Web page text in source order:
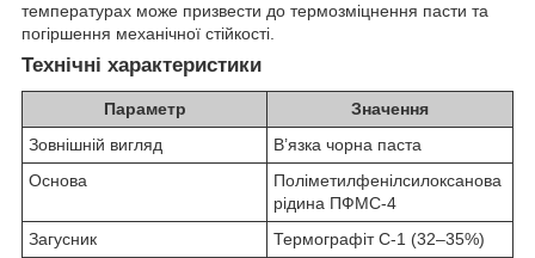
температурах може призвести до термозміцнення пасти та
погіршення механічної стійкості.
Технічні характеристики
Параметр
Значення
Зовнішній вигляд
В’язка чорна паста
Основа
Поліметилфенілсилоксанова
рідина ПФМС-4
Загусник
Термографіт С-1 (32–35%)